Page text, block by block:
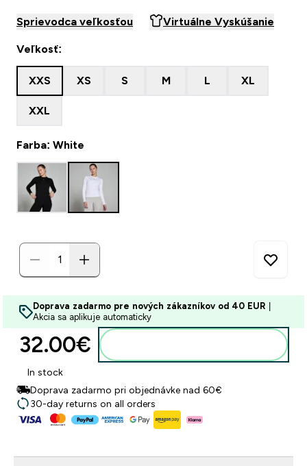
Sprievodca veľkosťou Virtuálne Vyskúšanie
Veľkosť:
XXS XS S M L XL
XXL
Farba: White
Doprava zadarmo pre nových zákazníkov od 40 EUR
Akcia sa aplikuje automaticky
32.00€‎
In stock
Doprava zadarmo pri objednávke nad 60€
30-day returns on all orders